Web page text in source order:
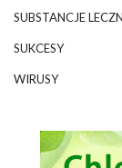
SUBSTANCJE
SUKCESY
WIRUSY